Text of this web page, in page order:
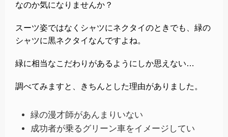
なのか気になりませんか？
スーツ姿ではなくシャツにネクタイのときでも、緑の
シャツに黒ネクタイなんですよね。
緑に相当なこだわりがあるようにしか思えない…
調べてみますと、きちんとした理由がありました。
緑の漫才師があんまりいない
成功者が乗るグリーン車をイメージしてい